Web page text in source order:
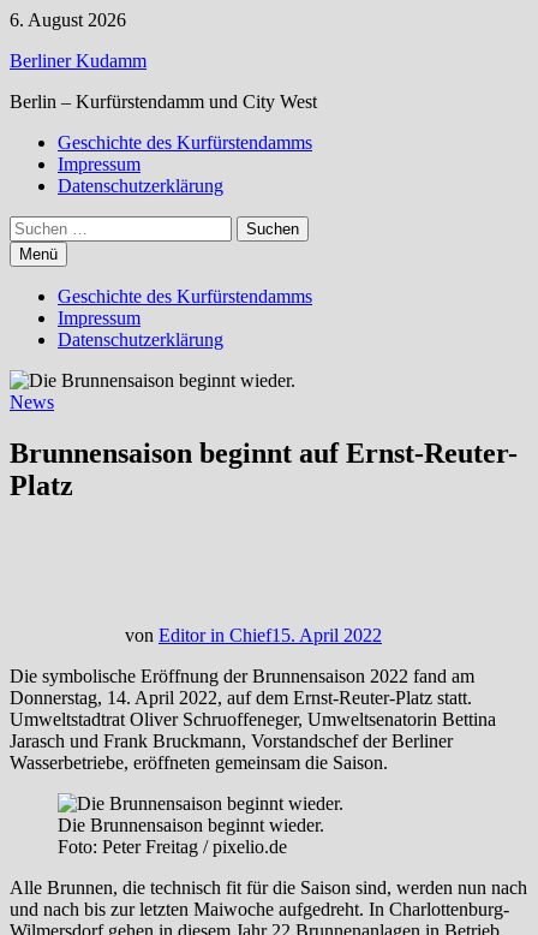
Zum
springen
6. August 2026
Berliner Kudamm
Berlin – Kurfürstendamm und City West
Geschichte des Kurfürstendamms
Impressum
Datenschutzerklärung
Suchen
nach:
Menü
Geschichte des Kurfürstendamms
Impressum
Datenschutzerklärung
News
Brunnensaison beginnt auf Ernst-Reuter-
Platz
von Editor in Chief15. April 2022
Die symbolische Eröffnung der Brunnensaison 2022 fand am
Donnerstag, 14. April 2022, auf dem Ernst-Reuter-Platz statt.
Umweltstadtrat Oliver Schruoffeneger, Umweltsenatorin Bettina
Jarasch und Frank Bruckmann, Vorstandschef der Berliner
Wasserbetriebe, eröffneten gemeinsam die Saison.
Die Brunnensaison beginnt wieder.
Foto: Peter Freitag / pixelio.de
Alle Brunnen, die technisch fit für die Saison sind, werden nun nach
und nach bis zur letzten Maiwoche aufgedreht. In Charlottenburg-
Wilmersdorf gehen in diesem Jahr 22 Brunnenanlagen in Betrieb.